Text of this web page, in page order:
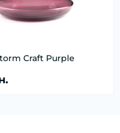
Craft Purple